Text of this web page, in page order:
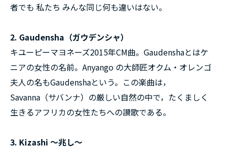
者でも 私たち みんな同じ何も違いはない。
2. Gaudensha（ガウデンシャ）
キユーピーマヨネーズ2015年CM曲。Gaudenshaとはケ
ニアの女性の名前。Anyango の大師匠オクム・オレンゴ
夫人の名もGaudenshaという。この楽曲は，
Savanna（サバンナ）の厳しい自然の中で，たくましく
生きるアフリカの女性たちへの讃歌である。
3. Kizashi 〜兆し〜